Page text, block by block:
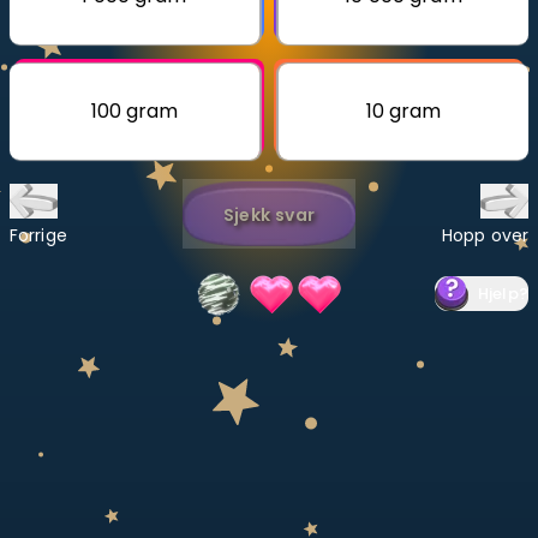
Bestill privatundervisning
Velg læreplan
Logg inn
100 gram 10 gram
Forrige
Sjekk svar
Hopp over
?